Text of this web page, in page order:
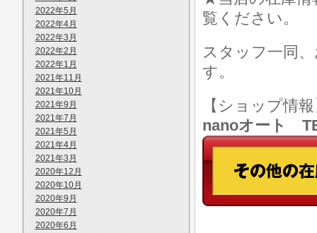
2022年5月
2022年4月
2022年3月
2022年2月
2022年1月
2021年11月
2021年10月
2021年9月
2021年7月
2021年5月
2021年4月
2021年3月
2020年12月
2020年10月
2020年9月
2020年7月
2020年6月
覧ください。
スタッフ一同
す。
【ショップ情
nanoオート